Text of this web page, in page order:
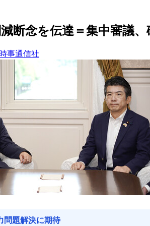
断念を伝達＝集中審議
時事通信社
問題解決に期待